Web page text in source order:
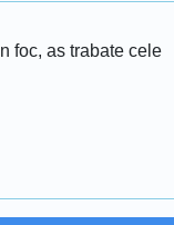
foc, as trabate cele